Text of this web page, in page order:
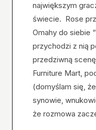
największym
świecie. Rose
Omahy do siebie
przychodzi z nią
przedziwną
Furniture Mart,
(domyślam się,
synowie,
że rozmowa